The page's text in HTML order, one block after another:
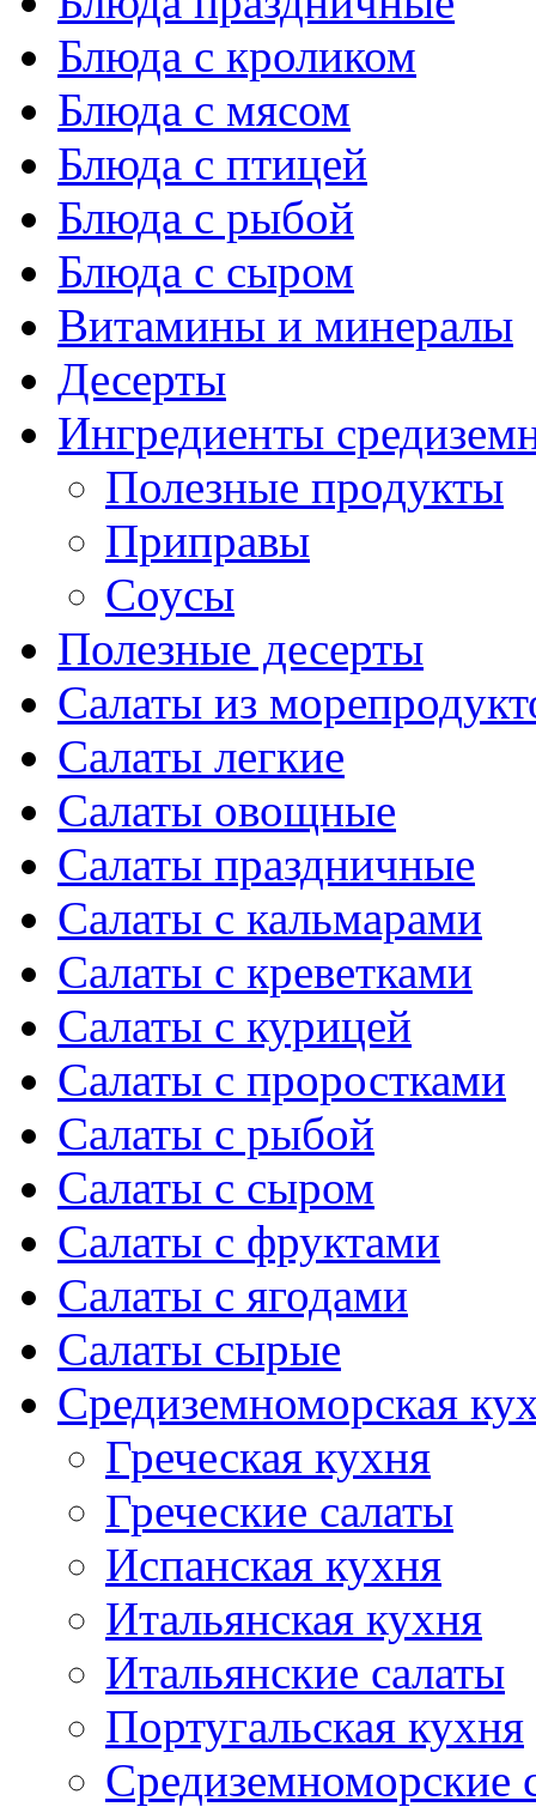
Блюда с кроликом
Блюда с мясом
Блюда с птицей
Блюда с рыбой
Блюда с сыром
Витамины и минералы
Десерты
Ингредиенты
Полезные продукты
Приправы
Соусы
Полезные десерты
Салаты из
Салаты легкие
Салаты овощные
Салаты праздничные
Салаты с кальмарами
Салаты с креветками
Салаты с курицей
Салаты с проростками
Салаты с рыбой
Салаты с сыром
Салаты с фруктами
Салаты с ягодами
Салаты сырые
Средиземноморская
Греческая кухня
Греческие салаты
Испанская кухня
Итальянская кухня
Итальянские салаты
Португальская кухня
Средиземноморские